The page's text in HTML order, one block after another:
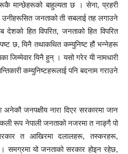
मान्छेहरूको बाहुल्यता छ । सेना, प्रहरी
जनताको ती सबलाई तह लगाउने
हित विपरित, जनताको हित विपरित
छ, यिनै तथाकथित कम्युनिष्ट हौं भन्नेहरू
जिम्मेवार यिनै हुन् । यसो गरेर यी नामधारी
कम्युनिष्टहरूलाई पनि बदनाम गराउने
अनेकौ जनपक्षीय नारा दिएर सरकारमा जान
रूप नेपाली जनताको नजरमा त नाङ्गै पो
त आखिरमा दलालहरू, तस्करहरू,
समग्रमा यो जनताको सरकार होइन रहेछ,